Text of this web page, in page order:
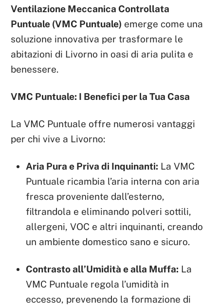
Ventilazione Meccanica Controllata
Puntuale (VMC Puntuale) emerge come una
soluzione innovativa per trasformare le
abitazioni di Livorno in oasi di aria pulita e
benessere.
VMC Puntuale: I Benefici per la Tua Casa
La VMC Puntuale offre numerosi vantaggi
per chi vive a Livorno:
Aria Pura e Priva di Inquinanti: La VMC
Puntuale ricambia l’aria interna con aria
fresca proveniente dall’esterno,
filtrandola e eliminando polveri sottili,
allergeni, VOC e altri inquinanti, creando
un ambiente domestico sano e sicuro.
Contrasto all’Umidità e alla Muffa: La
VMC Puntuale regola l’umidità in
eccesso, prevenendo la formazione di